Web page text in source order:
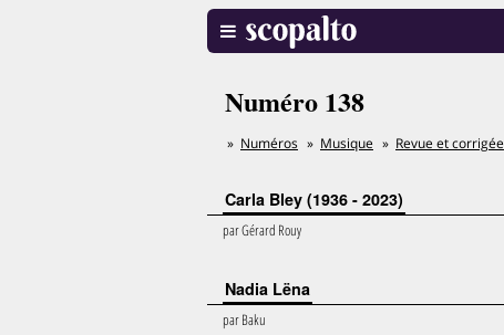
Numéro 138
Numéros Musique Revue et corrigée
Carla Bley (1936 - 2023)
parGérard Rouy
Nadia Lëna
parBaku